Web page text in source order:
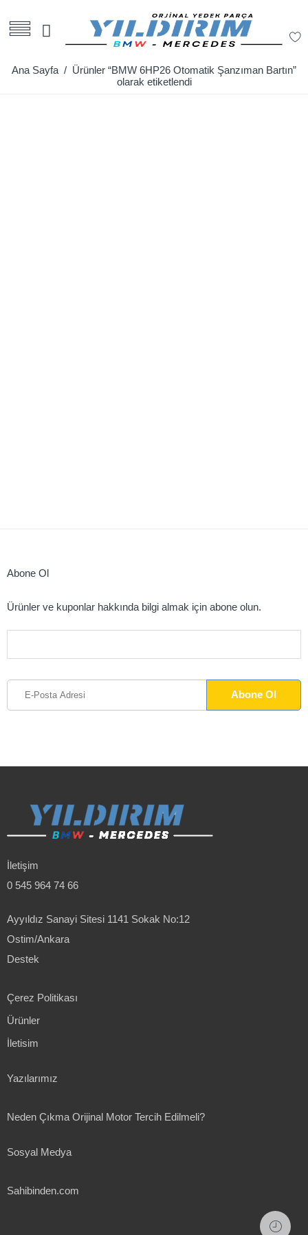
Ana Sayfa / Ürünler “BMW 6HP26 Otomatik Şanzıman Bartın”
olarak etiketlendi
Abone Ol
Ürünler ve kuponlar hakkında bilgi almak için abone olun.
İletişim
0 545 964 74 66
Ayyıldız Sanayi Sitesi 1141 Sokak No:12
Ostim/Ankara
Destek
Çerez Politikası
Ürünler
İletisim
Yazılarımız
Neden Çıkma Orijinal Motor Tercih Edilmeli?
Sosyal Medya
Sahibinden.com